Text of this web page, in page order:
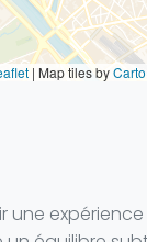
| Map tiles byCarto
expérience